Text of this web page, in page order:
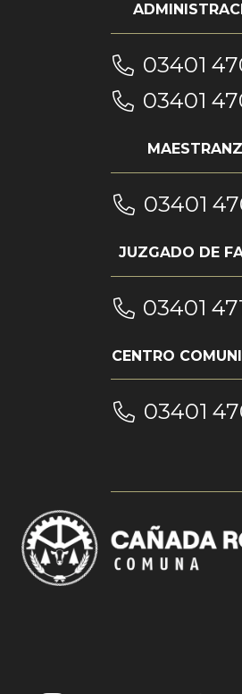
03401
03401
03401
JUZGADO DE
03401
CENTRO
03401